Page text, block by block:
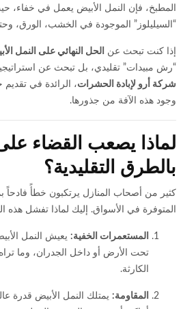
المطبخ، فإن النمل الأبيض يعمل في خفاء،
“السيليلوز” الموجودة في الخشب، الورق،
إذا كنت تبحث عن الحل النهائي على النمل
“رش مبيدات” تقليدي، بل تبحث عن
شركة أرو لإبادة الحشرات، الرائدة في تقديم
وجود هذه الآفة من جذورها.
لماذا يصعب القضاء
بالطرق التقليدية؟
كثير من أصحاب المنازل يرتكبون خطأً فادحاً
المتوفرة في الأسواق. إليك لماذا تفشل هذه
المستعمرات الخفية: يعيش النمل
الكارثة.
المقاومة: يمتلك النمل الأبيض قدرة